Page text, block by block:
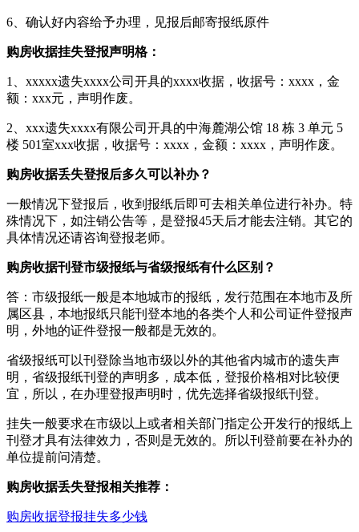
6、确认好内容给予办理，见报后邮寄报纸原件
购房收据挂失登报声明格：
1、xxxxx遗失xxxx公司开具的xxxx收据，收据号：xxxx，金
额：xxx元，声明作废。
2、xxx遗失xxxx有限公司开具的中海麓湖公馆 18 栋 3 单元 5
楼 501室xxx收据，收据号：xxxx，金额：xxxx，声明作废。
购房收据丢失登报后多久可以补办？
一般情况下登报后，收到报纸后即可去相关单位进行补办。特
殊情况下，如注销公告等，是登报45天后才能去注销。其它的
具体情况还请咨询登报老师。
购房收据刊登市级报纸与省级报纸有什么区别？
答：市级报纸一般是本地城市的报纸，发行范围在本地市及所
属区县，本地报纸只能刊登本地的各类个人和公司证件登报声
明，外地的证件登报一般都是无效的。
省级报纸可以刊登除当地市级以外的其他省内城市的遗失声
明，省级报纸刊登的声明多，成本低，登报价格相对比较便
宜，所以，在办理登报声明时，优先选择省级报纸刊登。
挂失一般要求在市级以上或者相关部门指定公开发行的报纸上
刊登才具有法律效力，否则是无效的。所以刊登前要在补办的
单位提前问清楚。
购房收据丢失登报相关推荐：
购房收据登报挂失多少钱